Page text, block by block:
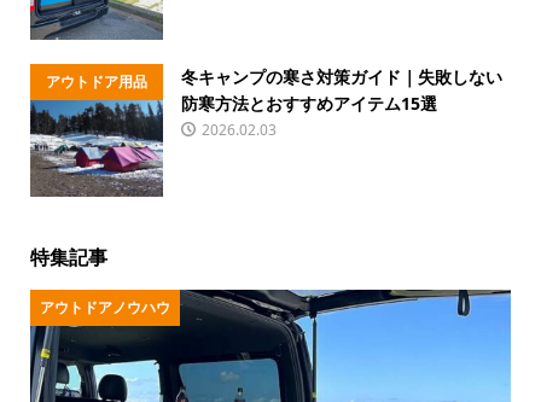
アウトドア用品
冬キャンプの寒さ対策ガイド｜失敗しない
防寒方法とおすすめアイテム15選
2026.02.03
特集記事
アウトドアノウハウ